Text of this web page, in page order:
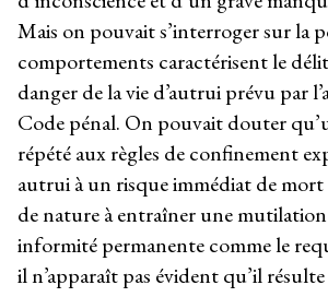
Mais on pouvait s’interroger sur la
comportements caractérisent le
danger de la vie d’autrui prévu par
Code pénal. On pouvait douter
répété aux règles de confinement
autrui à un risque immédiat de mort
de nature à entraîner une
informité permanente comme le
il n’apparaît pas évident qu’il